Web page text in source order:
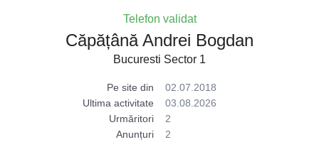
Telefon validat
Căpățână Andrei Bogdan
Bucuresti Sector 1
Pe site din
02.07.2018
Ultima activitate
03.08.2026
Urmăritori
2
Anunțuri
2